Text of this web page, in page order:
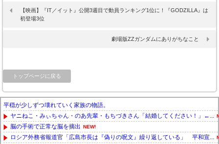
【映画】『IT／イット』公開3週目で動員ランキング1位に！『GODZILLA』は
初登場3位
劇場版ZZガンダムにありがちなこと
トップページに戻る
平穏が少しずつ壊れていく家族の物語。
ヤニねこ・みぃちゃん・のあ先輩・もちづきさん「結婚してください！」←...
脳の手術で正常な脳を摘出 NEW!
ロシア外務省報道官「広島市長は『偽りの呪文』繰り返している」 平和宣...